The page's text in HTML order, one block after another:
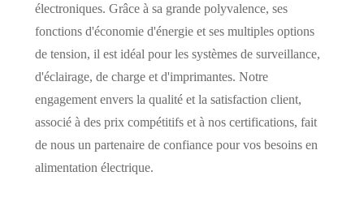
électroniques. Grâce à sa grande polyvalence, ses
fonctions d'économie d'énergie et ses multiples options
de tension, il est idéal pour les systèmes de surveillance,
d'éclairage, de charge et d'imprimantes. Notre
engagement envers la qualité et la satisfaction client,
associé à des prix compétitifs et à nos certifications, fait
de nous un partenaire de confiance pour vos besoins en
alimentation électrique.